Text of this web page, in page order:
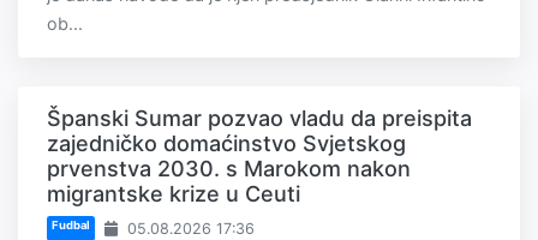
ob...
Španski Sumar pozvao vladu da preispita
zajedničko domaćinstvo Svjetskog
prvenstva 2030. s Marokom nakon
migrantske krize u Ceuti
Fudbal 05.08.2026 17:36